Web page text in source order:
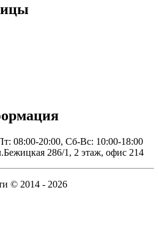
08:00-20:00, Сб-Вс: 10:00-18:00
286/1, 2 этаж, офис 214
© 2014 - 2026